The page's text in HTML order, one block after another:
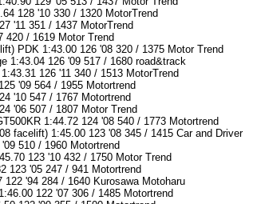
128 '10 330 / 1320 MotorTrend
'11 351 / 1437 MotorTrend
420 / 1619 Motor Trend
PDK 1:43.00 126 '08 320 / 1375 Motor Trend
1:43.04 126 '09 517 / 1680 road&track
126 '11 340 / 1513 MotorTrend
'09 564 / 1955 Motortrend
'10 547 / 1767 Motortrend
'06 507 / 1807 Motor Trend
1:44.72 124 '08 540 / 1773 Motortrend
facelift) 1:45.00 123 '08 345 / 1415 Car and Driver
510 / 1960 Motortrend
123 '10 432 / 1750 Motor Trend
123 '05 247 / 941 Motortrend
'94 284 / 1640 Kurosawa Motoharu
122 '07 306 / 1485 Motortrend